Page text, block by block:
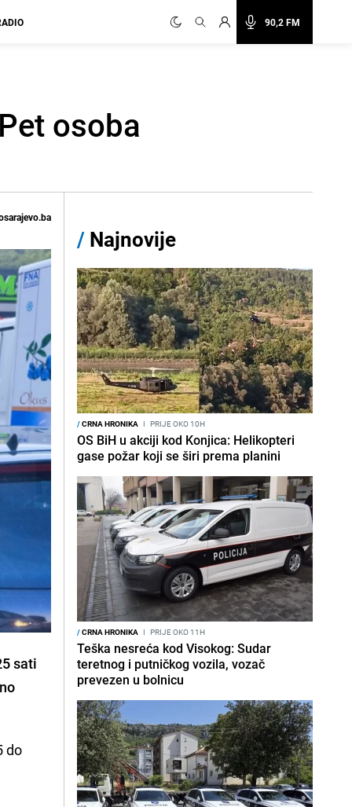
90,2 FM
osoba
sati
do
/ Najnovije
/CRNA HRONIKA I PRIJE OKO 10H
OS BiH u akciji kod Konjica: Helikopteri
gase požar koji se širi prema planini
/CRNA HRONIKA I PRIJE OKO 11H
Teška nesreća kod Visokog: Sudar
teretnog i putničkog vozila, vozač
prevezen u bolnicu